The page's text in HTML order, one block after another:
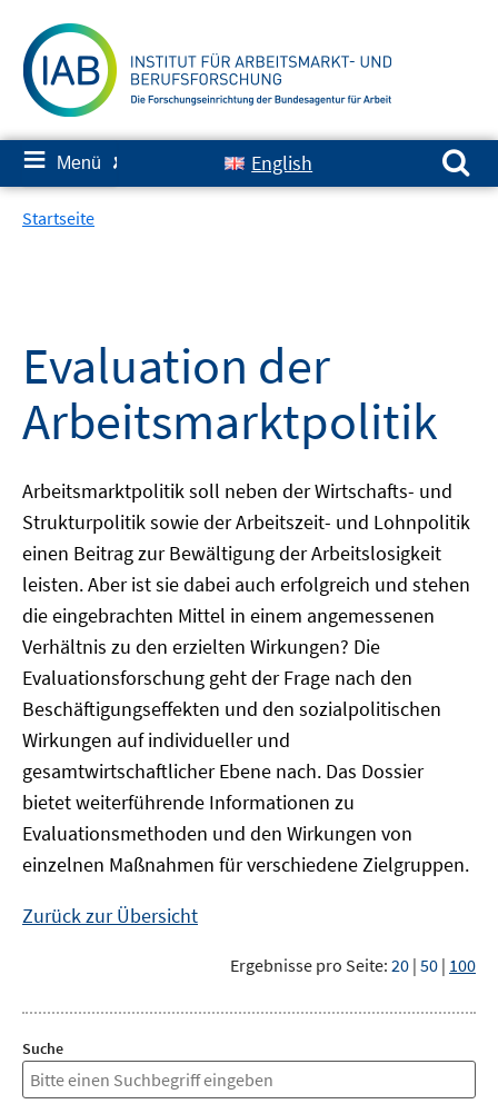
zum
Inhalt
≡ Menü ✘ English
Suchen nach:
Startseite
Evaluation der
Arbeitsmarktpolitik
Arbeitsmarktpolitik soll neben der Wirtschafts- und
Strukturpolitik sowie der Arbeitszeit- und Lohnpolitik
einen Beitrag zur Bewältigung der Arbeitslosigkeit
leisten. Aber ist sie dabei auch erfolgreich und stehen
die eingebrachten Mittel in einem angemessenen
Verhältnis zu den erzielten Wirkungen? Die
Evaluationsforschung geht der Frage nach den
Beschäftigungseffekten und den sozialpolitischen
Wirkungen auf individueller und
gesamtwirtschaftlicher Ebene nach. Das Dossier
bietet weiterführende Informationen zu
Evaluationsmethoden und den Wirkungen von
einzelnen Maßnahmen für verschiedene Zielgruppen.
Zurück zur Übersicht
Ergebnisse pro Seite: 20 | 50 | 100
Suche